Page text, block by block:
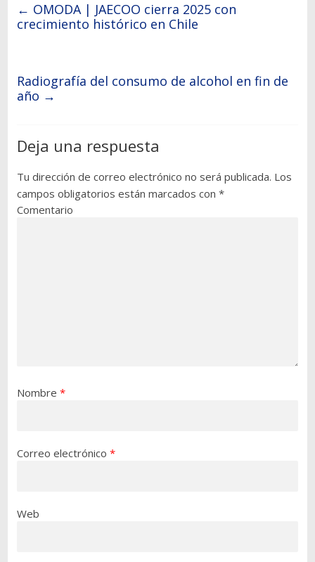
← OMODA | JAECOO cierra 2025 con
crecimiento histórico en Chile
Radiografía del consumo de alcohol en fin de
año →
Deja una respuesta
Tu dirección de correo electrónico no será publicada. Los
campos obligatorios están marcados con *
Comentario
Nombre *
Correo electrónico *
Web